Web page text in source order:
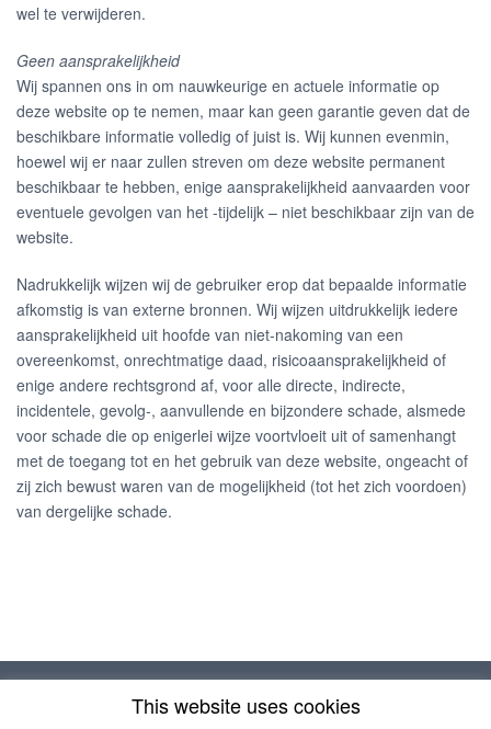
wel te verwijderen.
Geen aansprakelijkheid
Wij spannen ons in om nauwkeurige en actuele informatie op
deze website op te nemen, maar kan geen garantie geven dat de
beschikbare informatie volledig of juist is. Wij kunnen evenmin,
hoewel wij er naar zullen streven om deze website permanent
beschikbaar te hebben, enige aansprakelijkheid aanvaarden voor
eventuele gevolgen van het -tijdelijk – niet beschikbaar zijn van de
website.
Nadrukkelijk wijzen wij de gebruiker erop dat bepaalde informatie
afkomstig is van externe bronnen. Wij wijzen uitdrukkelijk iedere
aansprakelijkheid uit hoofde van niet-nakoming van een
overeenkomst, onrechtmatige daad, risicoaansprakelijkheid of
enige andere rechtsgrond af, voor alle directe, indirecte,
incidentele, gevolg-, aanvullende en bijzondere schade, alsmede
voor schade die op enigerlei wijze voortvloeit uit of samenhangt
met de toegang tot en het gebruik van deze website, ongeacht of
zij zich bewust waren van de mogelijkheid (tot het zich voordoen)
van dergelijke schade.
This website uses cookies